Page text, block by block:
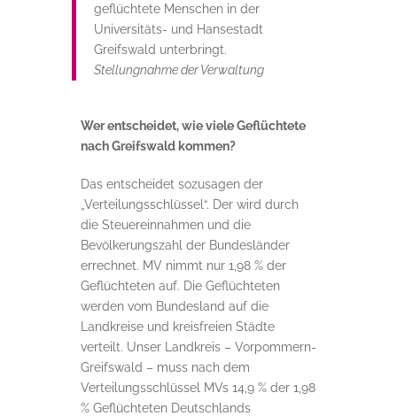
geflüchtete Menschen in der
Universitäts- und Hansestadt
Greifswald unterbringt.
Stellungnahme der Verwaltung
Wer entscheidet, wie viele Geflüchtete
nach Greifswald kommen?
Das entscheidet sozusagen der
„Verteilungsschlüssel“. Der wird durch
die Steuereinnahmen und die
Bevölkerungszahl der Bundesländer
errechnet. MV nimmt nur 1,98 % der
Geflüchteten auf. Die Geflüchteten
werden vom Bundesland auf die
Landkreise und kreisfreien Städte
verteilt. Unser Landkreis – Vorpommern-
Greifswald – muss nach dem
Verteilungsschlüssel MVs 14,9 % der 1,98
% Geflüchteten Deutschlands